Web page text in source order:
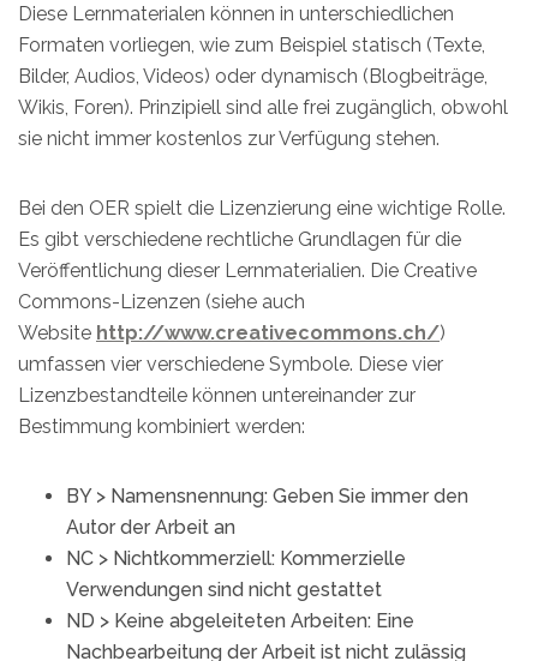
Diese Lernmaterialen können in unterschiedlichen
Formaten vorliegen, wie zum Beispiel statisch (Texte,
Bilder, Audios, Videos) oder dynamisch (Blogbeiträge,
Wikis, Foren). Prinzipiell sind alle frei zugänglich, obwohl
sie nicht immer kostenlos zur Verfügung stehen.
Bei den OER spielt die Lizenzierung eine wichtige Rolle.
Es gibt verschiedene rechtliche Grundlagen für die
Veröffentlichung dieser Lernmaterialien. Die Creative
Commons-Lizenzen (siehe auch
Website http://www.creativecommons.ch/)
umfassen vier verschiedene Symbole. Diese vier
Lizenzbestandteile können untereinander zur
Bestimmung kombiniert werden:
BY > Namensnennung: Geben Sie immer den
Autor der Arbeit an
NC > Nichtkommerziell: Kommerzielle
Verwendungen sind nicht gestattet
ND > Keine abgeleiteten Arbeiten: Eine
Nachbearbeitung der Arbeit ist nicht zulässig